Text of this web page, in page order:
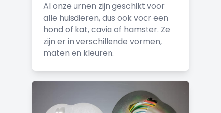
Al onze urnen zijn geschikt voor
alle huisdieren, dus ook voor een
hond of kat, cavia of hamster. Ze
zijn er in verschillende vormen,
maten en kleuren.